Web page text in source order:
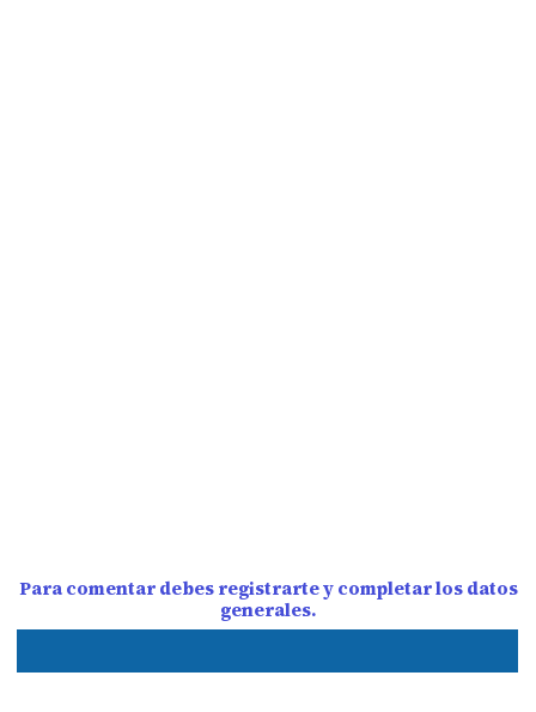
Para comentar debes registrarte y completar los datos
generales.